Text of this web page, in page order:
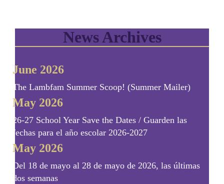
News Archives
June 2026
The Lambfam Summer Scoop! (Summer Mailer)
May 2026
26-27 School Year Save the Dates / Guarden las
fechas para el año escolar 2026-2027
May 2026
Del 18 de mayo al 28 de mayo de 2026, las últimas
dos semanas